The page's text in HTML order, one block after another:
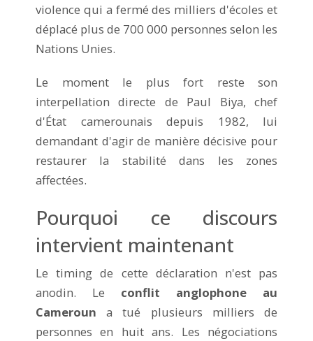
violence qui a fermé des milliers d'écoles et
déplacé plus de 700 000 personnes selon les
Nations Unies.
Le moment le plus fort reste son
interpellation directe de Paul Biya, chef
d'État camerounais depuis 1982, lui
demandant d'agir de manière décisive pour
restaurer la stabilité dans les zones
affectées.
Pourquoi ce discours
intervient maintenant
Le timing de cette déclaration n'est pas
anodin. Le conflit anglophone au
Cameroun a tué plusieurs milliers de
personnes en huit ans. Les négociations